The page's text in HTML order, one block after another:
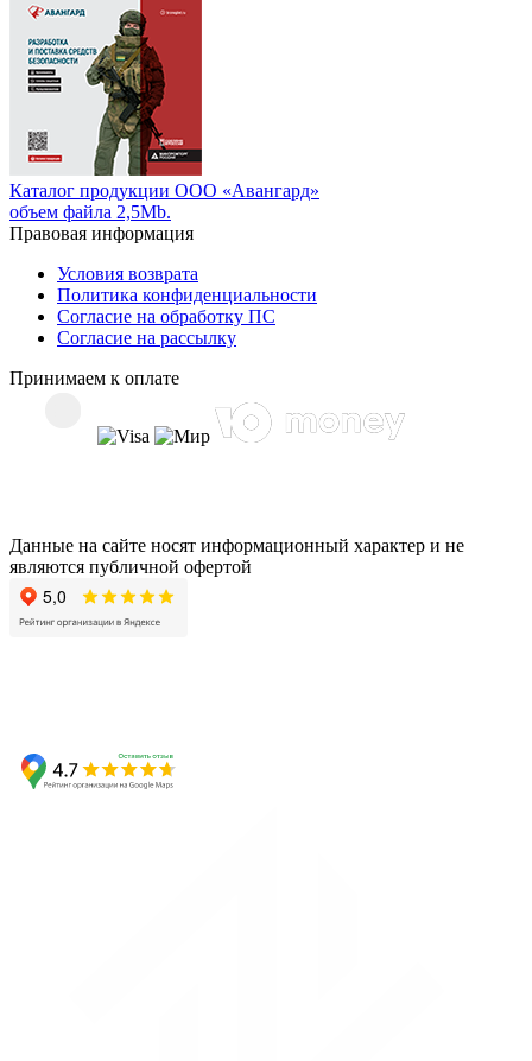
Каталог продукции ООО «Авангард»
объем файла 2,5Mb.
Правовая информация
Условия возврата
Политика конфиденциальности
Согласие на обработку ПС
Согласие на рассылку
Принимаем к оплате
Данные на сайте носят информационный характер и не
являются публичной офертой